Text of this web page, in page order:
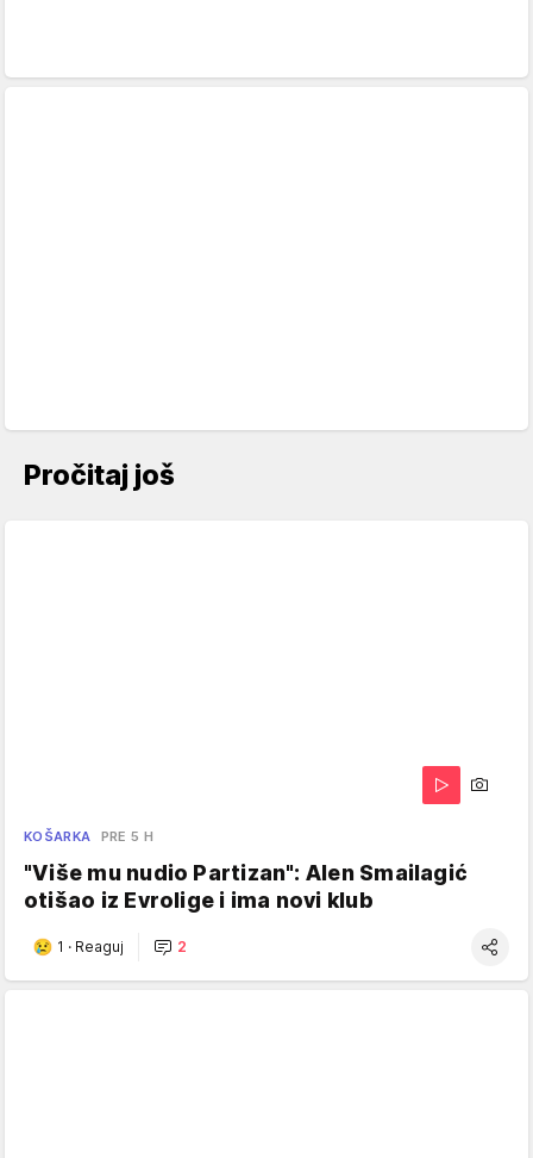
Pročitaj još
KOŠARKA PRE 5 H
"Više mu nudio Partizan": Alen Smailagić
otišao iz Evrolige i ima novi klub
1 · Reaguj 2